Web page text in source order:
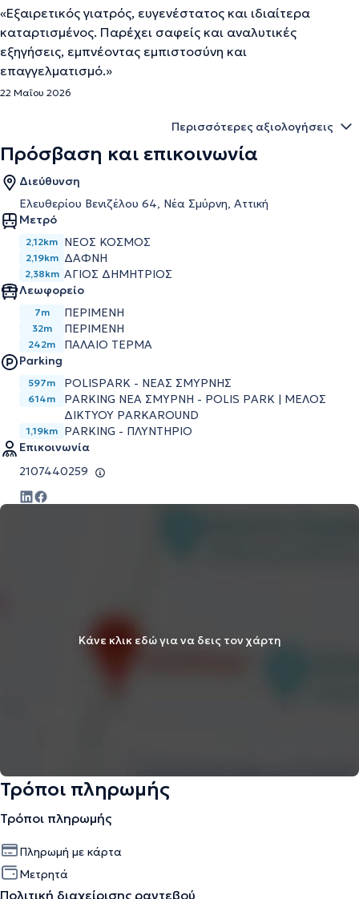
«Εξαιρετικός γιατρός, ευγενέστατος και ιδιαίτερα
καταρτισμένος. Παρέχει σαφείς και αναλυτικές
εξηγήσεις, εμπνέοντας εμπιστοσύνη και
επαγγελματισμό.»
22 Μαΐου 2026
Περισσότερες αξιολογήσεις
Πρόσβαση και επικοινωνία
Διεύθυνση
Ελευθερίου Βενιζέλου 64, Νέα Σμύρνη, Αττική
Μετρό
2,12km ΝΕΟΣ ΚΟΣΜΟΣ
2,19km ΔΑΦΝΗ
2,38km ΑΓΙΟΣ ΔΗΜΗΤΡΙΟΣ
Λεωφορείο
7m ΠΕΡΙΜΕΝΗ
32m ΠΕΡΙΜΕΝΗ
242m
ΠΑΛΑΙΟ ΤΕΡΜΑ
Parking
597m POLISPARK - ΝΕΑΣ ΣΜΥΡΝΗΣ
614m
PARKING ΝΕΑ ΣΜΥΡΝΗ - POLIS PARK | ΜΕΛΟΣ
ΔΙΚΤΥΟΥ PARKAROUND
1,19km PARKING - ΠΛΥΝΤΗΡΙΟ
Επικοινωνία
2107440259
Κάνε κλικ εδώ για να δεις τον χάρτη
Τρόποι πληρωμής
Τρόποι πληρωμής
Πληρωμή με κάρτα
Μετρητά
Πολιτική διαχείρισης ραντεβού